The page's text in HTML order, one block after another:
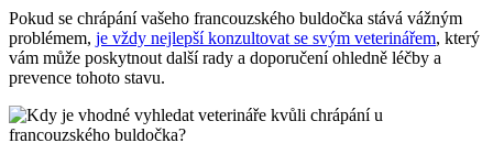
Pokud se chrápání vašeho francouzského buldočka stává vážným
problémem, je vždy nejlepší konzultovat se svým veterinářem, který
vám může poskytnout další rady a doporučení ohledně léčby a
prevence tohoto stavu.